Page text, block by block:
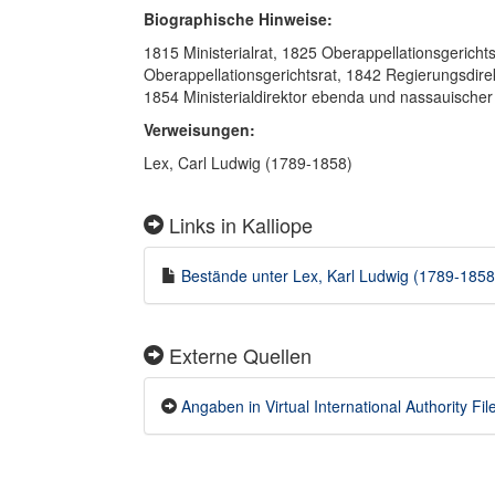
Biographische Hinweise:
1815 Ministerialrat, 1825
Oberappellationsgerichtsrat, 1842
1854 Ministerialdirektor ebenda und
Verweisungen:
Lex, Carl Ludwig (1789-1858)
Links in Kalliope
Bestände unter Lex, Karl Ludwig (1789-
Externe Quellen
Angaben in Virtual International Authority